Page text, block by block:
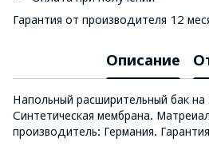
Гарантия от производителя 12
Описание
Напольный расширительный бак на
Синтетическая мембрана.
производитель: Германия.